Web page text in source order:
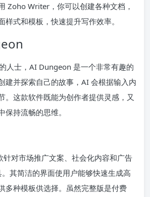
Zoho Writer，你可以创建各种文档，
样式和模板，快速提升写作效率。
人士，AI Dungeon 是一个非常有趣的
建并探索自己的故事，AI 会根据输入内
。这款软件既能为创作者提供灵感，又
持流畅的思维。
针对市场推广文案、社会化内容和广告
其简洁的界面使用户能够快速生成高
多种模板供选择。虽然完整版是付费